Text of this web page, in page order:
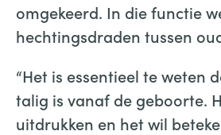
omgekeerd. In die functie
hechtingsdraden tussen
“Het is essentieel te weten
talig is vanaf de geboorte.
uitdrukken en het wil